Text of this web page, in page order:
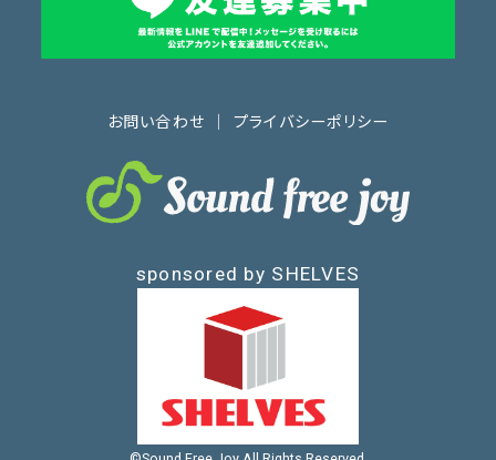
お問い合わせ プライバシーポリシー
sponsored by SHELVES